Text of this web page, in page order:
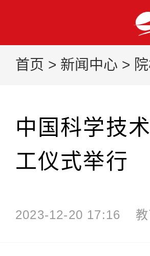
首页 > 新闻中心 >
中国科学技
工仪式举行
2023-12-20 17:16